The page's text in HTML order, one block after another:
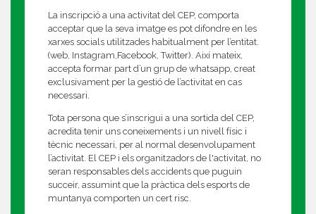
La inscripció a una activitat del CEP, comporta
acceptar que la seva imatge es pot difondre en les
xarxes socials utilitzades habitualment per l’entitat.
(web, Instagram,Facebook, Twitter). Així mateix,
accepta formar part d’un grup de whatsapp, creat
exclusivament per la gestió de l’activitat en cas
necessari.
Tota persona que s’inscrigui a una sortida del CEP,
acredita tenir uns coneixements i un nivell físic i
tècnic necessari, per al normal desenvolupament
l’activitat. El CEP i els organitzadors de l'activitat, no
seran responsables dels accidents que puguin
succeir, assumint que la pràctica dels esports de
muntanya comporten un cert risc.